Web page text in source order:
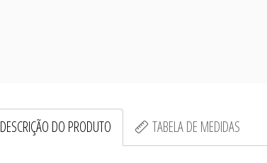
DESCRIÇÃO DO PRODUTO TABELA DE MEDIDAS